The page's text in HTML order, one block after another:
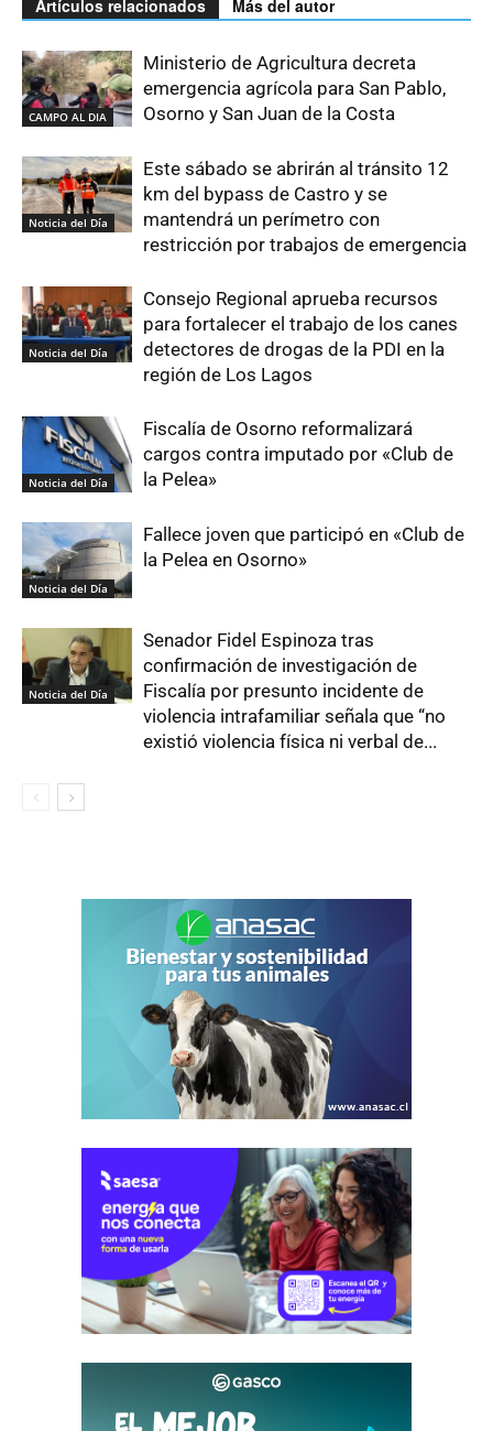
Artículos relacionados Más del autor
CAMPO AL DIA
Ministerio de Agricultura decreta
emergencia agrícola para San Pablo,
Osorno y San Juan de la Costa
Noticia del Día
Este sábado se abrirán al tránsito 12
km del bypass de Castro y se
mantendrá un perímetro con
restricción por trabajos de emergencia
Noticia del Día
Consejo Regional aprueba recursos
para fortalecer el trabajo de los canes
detectores de drogas de la PDI en la
región de Los Lagos
Noticia del Día
Fiscalía de Osorno reformalizará
cargos contra imputado por «Club de
la Pelea»
Noticia del Día
Fallece joven que participó en «Club de
la Pelea en Osorno»
Noticia del Día
Senador Fidel Espinoza tras
confirmación de investigación de
Fiscalía por presunto incidente de
violencia intrafamiliar señala que “no
existió violencia física ni verbal de...